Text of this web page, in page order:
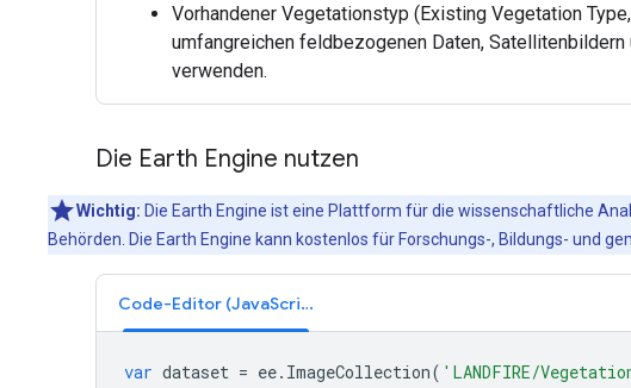
Vorhandener Vegetationstyp (Existing Vegetation
umfangreichen feldbezogenen Daten,
verwenden.
Die Earth Engine nutzen
Wichtig: Die Earth Engine ist eine Plattform für die wissenschaftliche
Behörden. Die Earth Engine kann kostenlos für Forschungs-, Bildungs- und
Code-Editor (JavaScript)
var dataset = ee. ImageCollection( 'LANDFIRE/